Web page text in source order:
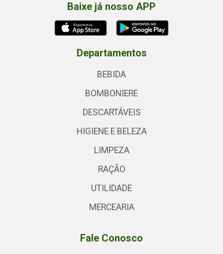
Baixe já nosso APP
Departamentos
BEBIDA
BOMBONIERE
DESCARTÁVEIS
HIGIENE E BELEZA
LIMPEZA
RAÇÃO
UTILIDADE
MERCEARIA
Fale Conosco